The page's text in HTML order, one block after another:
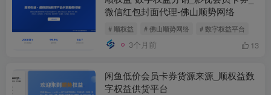
微信红包封面代理-佛山顺势网络
# 顺权益 # 佛山顺势网络 # 数字权益平台
3个月前 13
闲鱼低价会员卡券货源来源_顺权益数
字权益供货平台